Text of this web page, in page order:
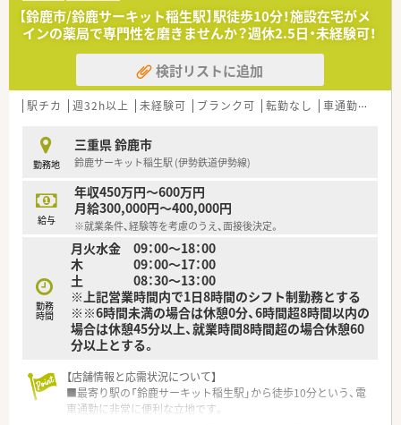
■患者様一人ひとりに寄り添い、地域医療に貢献したいという温
かい心をお持ちの方を歓迎します。
■これまでのご経験を活かしたい方はもちろん、ブランクからの
復職をお考えの方もご安心ください。
【法人特徴について】
■三重県鈴鹿市と岐阜県を中心に計16店舗を展開し、地域医療
■大手調剤薬局のグループ企業として新たにスタートし、安定し
た経営基盤と福利厚生を誇ります。
■各店舗が近隣エリアに集中しているため、急な休みでも他店舗
から応援に入れるヘルプ体制が万全です。
【鈴鹿市/鈴鹿サーキット稲生駅】駅徒歩10分！施設在宅がメ
インの薬局で専門性を磨きませんか？週休2.5日・未経験可！
検討リストに追加
駅チカ 週32h以上 未経験可 ブランク可 転勤なし 車通勤可
勤務地
三重県 鈴鹿市
鈴鹿サーキット稲生駅 (伊勢鉄道伊勢線)
給与
年収450万円～600万円
月給300,000円～400,000円
※就業条件、経験等を考慮のうえ、面接後決定。
勤務
時間
月火水金 09：00～18：00
木 09：00～17：00
土 08：30～13：00
※上記営業時間内で1日8時間のシフト制勤務とする
※※6時間未満の場合は休憩0分、6時間超8時間以内の
場合は休憩45分以上、就業時間8時間超の場合休憩60
分以上とする。
【店舗情報と応需状況について】
■最寄り駅の「鈴鹿サーキット稲生駅」から徒歩10分という、電
車通勤に非常に便利な立地です。